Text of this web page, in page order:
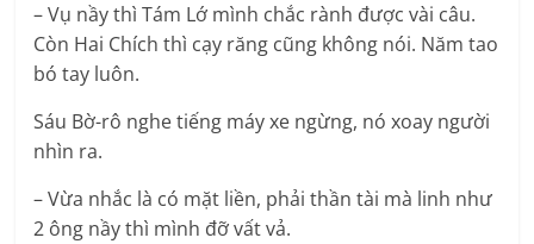
– Vụ nầy thì Tám Lớ mình chắc rành được vài câu.
Còn Hai Chích thì cạy răng cũng không nói. Năm tao
bó tay luôn.
Sáu Bờ-rô nghe tiếng máy xe ngừng, nó xoay người
nhìn ra.
– Vừa nhắc là có mặt liền, phải thần tài mà linh như
2 ông nầy thì mình đỡ vất vả.